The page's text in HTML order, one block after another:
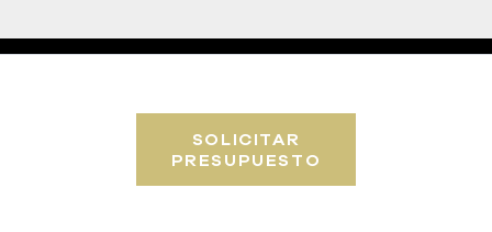
SOLICITAR
PRESUPUESTO